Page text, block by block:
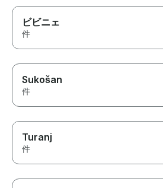
ビビニェ
件
Sukošan
件
Turanj
件